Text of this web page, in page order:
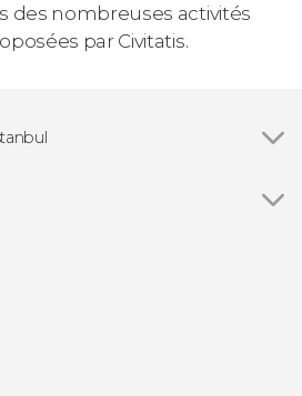
des nombreuses activités
par Civitatis.